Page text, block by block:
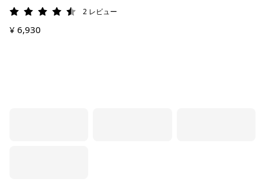
評価: 4.5 / 5
2 レビュー
¥ 6,930